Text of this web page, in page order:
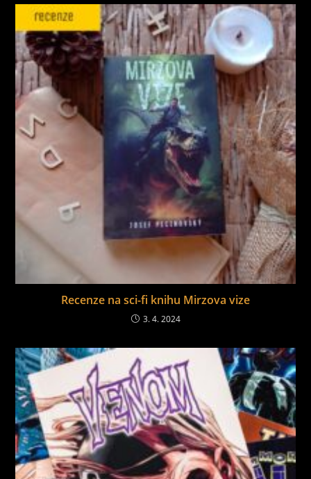
Recenze na sci-fi knihu Mirzova vize
3. 4. 2024